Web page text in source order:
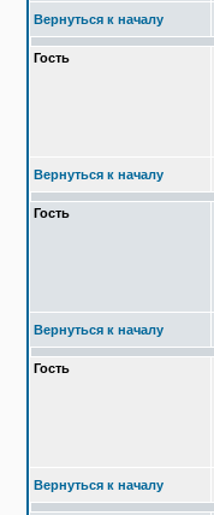
Вернуться к началу
Гость
Вернуться к началу
Гость
Вернуться к началу
Гость
Вернуться к началу